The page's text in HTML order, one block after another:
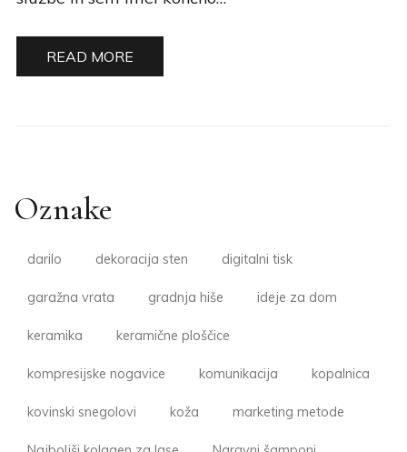
READ MORE
Oznake
darilo dekoracija sten digitalni tisk
garažna vrata gradnja hiše ideje za dom
keramika keramične ploščice
kompresijske nogavice komunikacija kopalnica
kovinski snegolovi koža marketing metode